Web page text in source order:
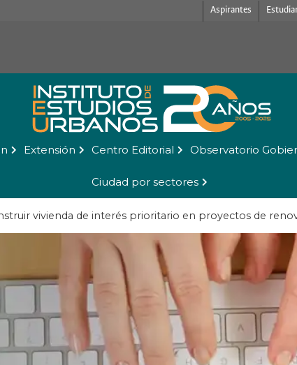
Aspirantes
Extensión Centro Editorial Observatorio
Ciudad por sectores
vivienda de interés prioritario en proyectos de